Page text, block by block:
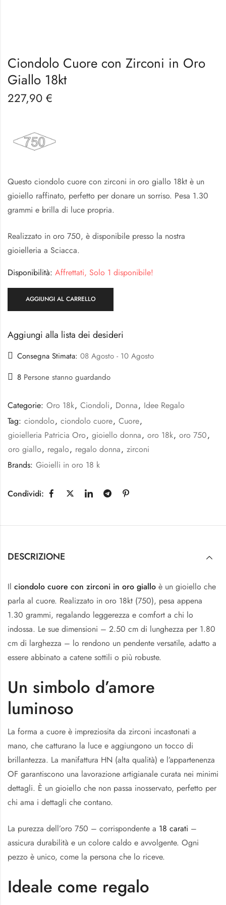
Ciondolo Cuore con Zirconi in Oro
Giallo 18kt
227,90 €
Questo ciondolo cuore con zirconi in oro giallo 18kt è un
gioiello raffinato, perfetto per donare un sorriso. Pesa 1.30
grammi e brilla di luce propria.
Realizzato in oro 750, è disponibile presso la nostra
gioielleria a Sciacca.
Disponibilità: Affrettati, Solo 1 disponibile!
AGGIUNGI AL CARRELLO
Aggiungi alla lista dei desideri
Consegna Stimata: 08 Agosto - 10 Agosto
8 Persone stanno guardando
Categorie: Oro 18k, Ciondoli, Donna, Idee Regalo
Tag: ciondolo, ciondolo cuore, Cuore,
gioielleria Patricia Oro, gioiello donna, oro 18k, oro 750,
oro giallo, regalo, regalo donna, zirconi
Brands: Gioielli in oro 18 k
Condividi:
DESCRIZIONE
Il ciondolo cuore con zirconi in oro giallo è un gioiello che
parla al cuore. Realizzato in oro 18kt (750), pesa appena
1.30 grammi, regalando leggerezza e comfort a chi lo
indossa. Le sue dimensioni – 2.50 cm di lunghezza per 1.80
cm di larghezza – lo rendono un pendente versatile, adatto a
essere abbinato a catene sottili o più robuste.
Un simbolo d’amore
luminoso
La forma a cuore è impreziosita da zirconi incastonati a
mano, che catturano la luce e aggiungono un tocco di
brillantezza. La manifattura HN (alta qualità) e l’appartenenza
OF garantiscono una lavorazione artigianale curata nei minimi
dettagli. È un gioiello che non passa inosservato, perfetto per
chi ama i dettagli che contano.
La purezza dell’oro 750 – corrispondente a 18 carati –
assicura durabilità e un colore caldo e avvolgente. Ogni
pezzo è unico, come la persona che lo riceve.
Ideale come regalo